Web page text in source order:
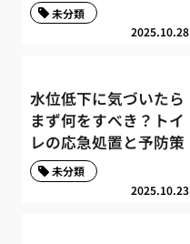
2025.10.28
未分類
水位低下に気づいたら
まず何をすべき？トイ
レの応急処置と予防策
2025.10.23
未分類